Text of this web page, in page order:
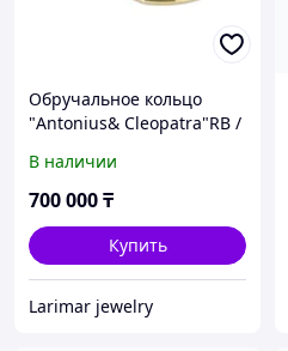
Обручальное кольцо
"Antonius& Cleopatra"RB /
В наличии
700 000₸
Купить
Larimar jewelry